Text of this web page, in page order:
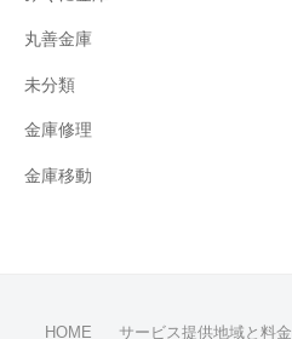
丸善金庫
未分類
金庫修理
金庫移動
HOME サービス提供地域と料金